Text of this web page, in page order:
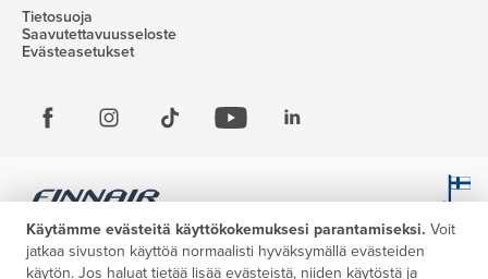
Tietosuoja
Saavutettavuusseloste
Evästeasetukset
Käytämme evästeitä käyttökokemuksesi parantamiseksi. Voit
jatkaa sivuston käyttöä normaalisti hyväksymällä evästeiden
käytön. Jos haluat tietää lisää evästeistä, niiden käytöstä ja